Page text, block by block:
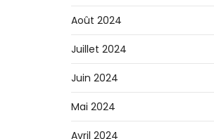
Août 2024
Juillet 2024
Juin 2024
Mai 2024
Avril 2024